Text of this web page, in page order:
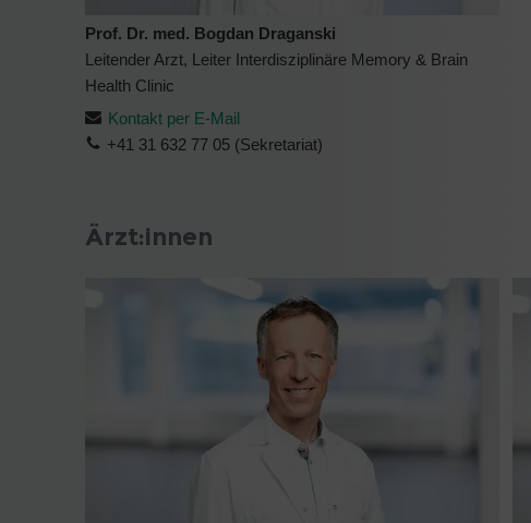
Prof. Dr. med. Bogdan Draganski
Leitender Arzt, Leiter Interdisziplinäre Memory & Brain
Health Clinic
Kontakt per E-Mail
+41 31 632 77 05 (Sekretariat)
Ärzt:innen